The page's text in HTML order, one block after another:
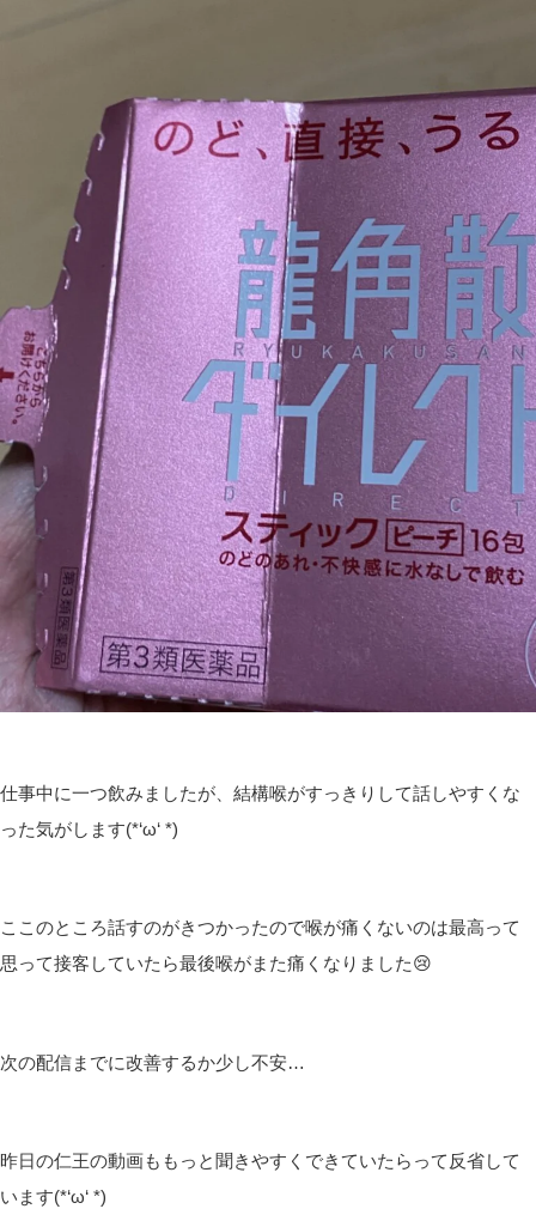
仕事中に一つ飲みましたが、結構喉がすっきりして話しやすくな
った気がします(*‘ω‘ *)
ここのところ話すのがきつかったので喉が痛くないのは最高って
思って接客していたら最後喉がまた痛くなりました😢
次の配信までに改善するか少し不安…
昨日の仁王の動画ももっと聞きやすくできていたらって反省して
います(*‘ω‘ *)